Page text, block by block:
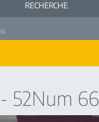
RECHERCHE
52Num 66